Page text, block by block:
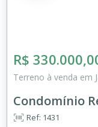
R$
Terreno à venda em
Condomínio
Ref: 1431